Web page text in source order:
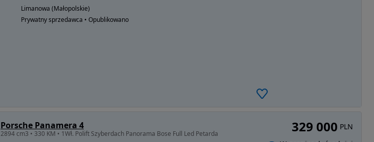
Limanowa (Małopolskie)
Prywatny sprzedawca • Opublikowano
Porsche Panamera 4
2894 cm3 • 330 KM • 1Wł. Polift Szyberdach Panorama Bose Full Led Petarda 329 000 PLN